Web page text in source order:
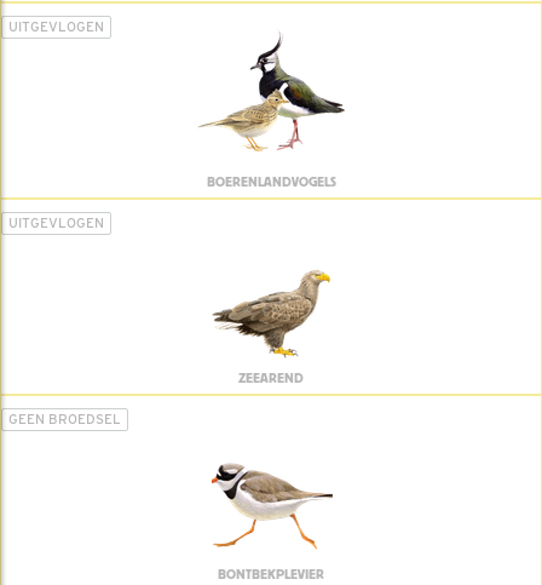
UITGEVLOGEN
BOERENLANDVOGELS
UITGEVLOGEN
ZEEAREND
GEEN BROEDSEL
BONTBEKPLEVIER